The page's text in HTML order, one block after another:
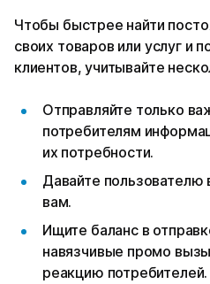
Чтобы быстрее найти
своих товаров или услуг и
клиентов, учитывайте
Отправляйте только
потребителям
их потребности.
Давайте пользователю
вам.
Ищите баланс в
навязчивые промо
реакцию потребителей.